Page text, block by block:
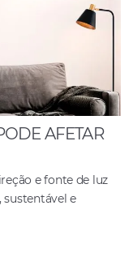
AFETAR
e fonte de luz
e